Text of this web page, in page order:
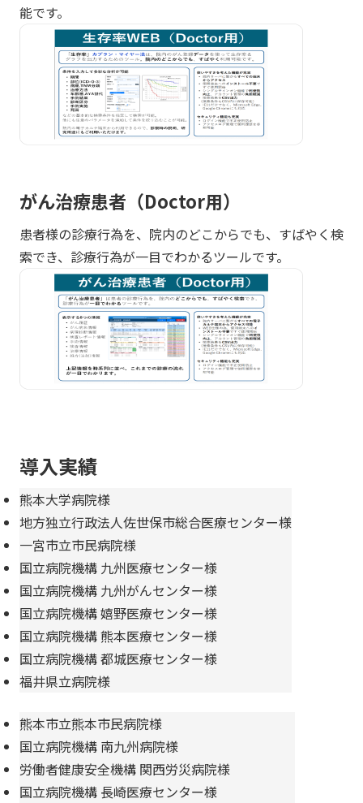
能です。
がん治療患者（Doctor用）
患者様の診療行為を、院内のどこからでも、すばやく検
索でき、診療行為が一目でわかるツールです。
導入実績
熊本大学病院様
地方独立行政法人佐世保市総合医療センター様
一宮市立市民病院様
国立病院機構 九州医療センター様
国立病院機構 九州がんセンター様
国立病院機構 嬉野医療センター様
国立病院機構 熊本医療センター様
国立病院機構 都城医療センター様
福井県立病院様
熊本市立熊本市民病院様
国立病院機構 南九州病院様
労働者健康安全機構 関西労災病院様
国立病院機構 長崎医療センター様